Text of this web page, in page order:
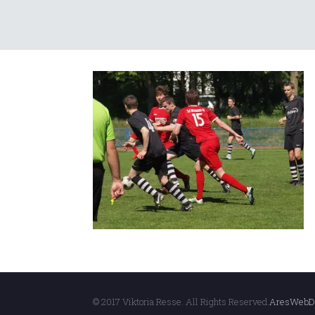
© 2017 Viktoria Resse. All Rights Reserved.